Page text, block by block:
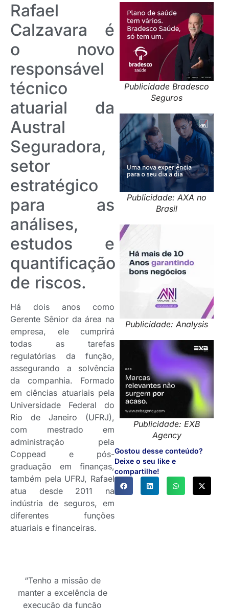
Publicidade Bradesco
Seguros
Publicidade: AXA no
Brasil
Publicidade: Analysis
Publicidade: EXB
Agency
Gostou desse conteúdo?
Deixe o seu like e
compartilhe!
Rafael
Calzavara é
o novo
responsável
técnico
atuarial da
Austral
Seguradora,
setor
estratégico
para as
análises,
estudos e
quantificação
de riscos.
Há dois anos como
Gerente Sênior da área na
empresa, ele cumprirá
todas as tarefas
regulatórias da função,
assegurando a solvência
da companhia. Formado
em ciências atuariais pela
Universidade Federal do
Rio de Janeiro (UFRJ),
com mestrado em
administração pela
Coppead e pós-
graduação em finanças,
também pela UFRJ, Rafael
atua desde 2011 na
indústria de seguros, em
diferentes funções
atuariais e financeiras.
“Tenho a missão de
manter a excelência de
execução da função